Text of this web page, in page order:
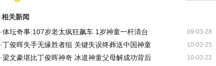
相关新闻
09-03-28
·体坛奇事:107岁老太疯狂飙车 1岁神童一杆清台
10-03-25
·丁俊晖失手无缘胜者组 关键失误终葬送中国神童
10-03-22
·梁文豪堪比丁俊晖神奇 冰道神童父母解成功背后